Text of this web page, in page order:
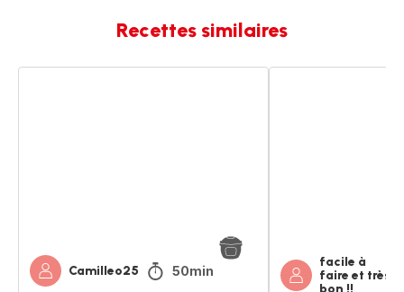
Recettes similaires
Camilleo25 50min
facile à
faire et très
bon !!